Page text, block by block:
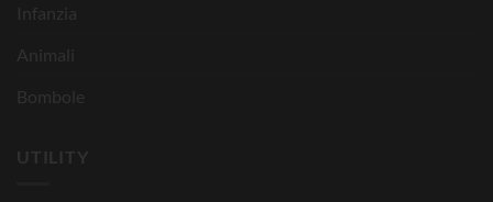
Infanzia
Animali
Bombole
UTILITY